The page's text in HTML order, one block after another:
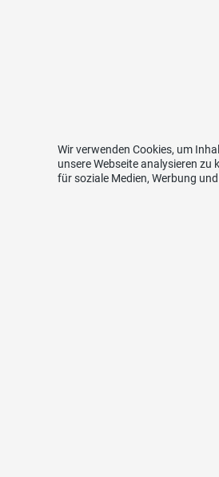
Wir verwenden Cookies, um
unsere Webseite analysieren
für soziale Medien, Werbung